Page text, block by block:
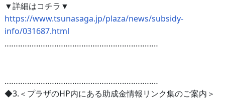
▼詳細はコチラ▼
https://www.tsunasaga.jp/plaza/news/subsidy-
info/031687.html
‥‥‥‥‥‥‥‥‥‥‥‥‥‥‥‥‥‥‥‥‥‥‥‥‥‥‥‥‥‥‥‥‥‥
‥‥‥‥‥‥‥‥‥‥‥‥‥‥‥‥‥‥‥‥‥‥‥‥‥‥‥‥‥‥‥‥‥‥
◆3.＜プラザのHP内にある助成金情報リンク集のご案内＞